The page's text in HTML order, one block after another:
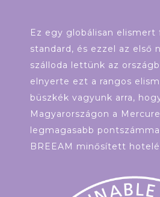
Ez egy globálisan
standard, és ezzel az első
szálloda lettünk az
elnyerte ezt a rangos
büszkék vagyunk arra,
Magyarországon a
legmagasabb
BREEAM minősített